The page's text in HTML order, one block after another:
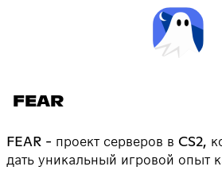
FEAR
FEAR - проект серверов в CS2,
дать уникальный игровой опыт